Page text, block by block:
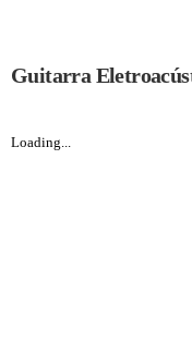
Guitarra
Loading...